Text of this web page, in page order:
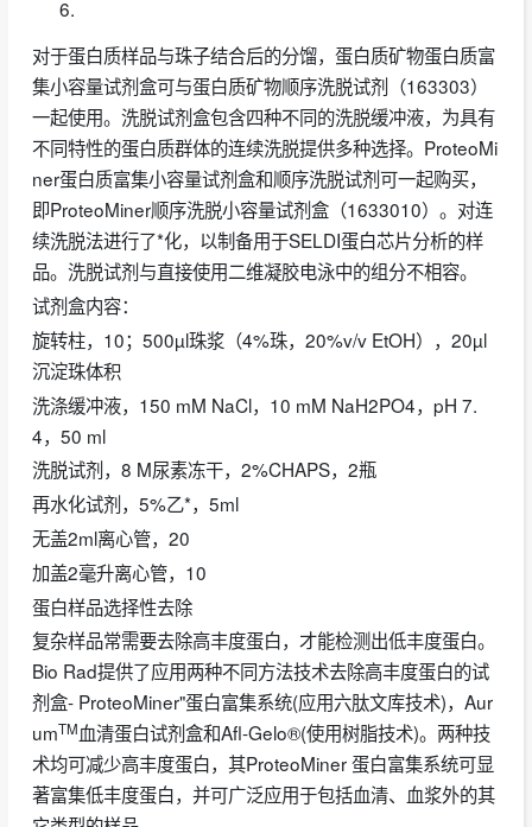
对于蛋白质样品与珠子结合后的分馏，蛋白质矿物蛋白质富
集小容量试剂盒可与蛋白质矿物顺序洗脱试剂（163303）
一起使用。洗脱试剂盒包含四种不同的洗脱缓冲液，为具有
不同特性的蛋白质群体的连续洗脱提供多种选择。ProteoMi
ner蛋白质富集小容量试剂盒和顺序洗脱试剂可一起购买，
即ProteoMiner顺序洗脱小容量试剂盒（1633010）。对连
续洗脱法进行了*化，以制备用于SELDI蛋白芯片分析的样
品。洗脱试剂与直接使用二维凝胶电泳中的组分不相容。
试剂盒内容：
旋转柱，10；500µl珠浆（4%珠，20%v/v EtOH），20µl
沉淀珠体积
洗涤缓冲液，150 mM NaCl，10 mM NaH2PO4，pH 7.
4，50 ml
洗脱试剂，8 M尿素冻干，2%CHAPS，2瓶
再水化试剂，5%乙*，5ml
无盖2ml离心管，20
加盖2毫升离心管，10
蛋白样品选择性去除
复杂样品常需要去除高丰度蛋白，才能检测出低丰度蛋白。
Bio Rad提供了应用两种不同方法技术去除高丰度蛋白的试
剂盒- ProteoMiner"蛋白富集系统(应用六肽文库技术)，Aur
umTM血清蛋白试剂盒和Afl-Gelo®(使用树脂技术)。两种技
术均可减少高丰度蛋白，其ProteoMiner 蛋白富集系统可显
著富集低丰度蛋白，并可广泛应用于包括血清、血浆外的其